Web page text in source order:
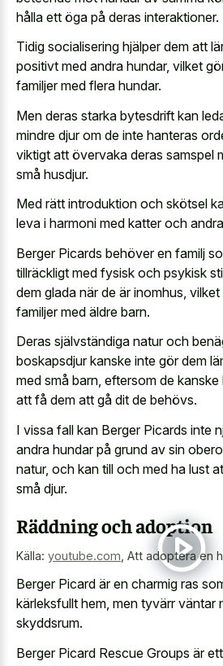
hålla ett öga på deras interaktioner.
Tidig socialisering hjälper dem att
positivt med andra hundar, vilket
familjer med flera hundar.
Men deras starka bytesdrift kan
mindre djur om de inte hanteras
viktigt att övervaka deras samspel
små husdjur.
Med rätt introduktion och skötsel
leva i harmoni med katter och
Berger Picards behöver en familj
tillräckligt med fysisk och psykisk
dem glada när de är inomhus,
familjer med äldre barn.
Deras självständiga natur och
boskapsdjur kanske inte gör dem
med små barn, eftersom de
att få dem att gå dit de behövs.
I vissa fall kan Berger Picards inte
andra hundar på grund av sin
natur, och kan till och med ha lust
små djur.
Räddning och adoption
Källa: youtube.com Att adoptera en
Berger Picard är en charmig ras
kärleksfullt hem, men tyvärr väntar
skyddsrum.
Berger Picard Rescue Groups är